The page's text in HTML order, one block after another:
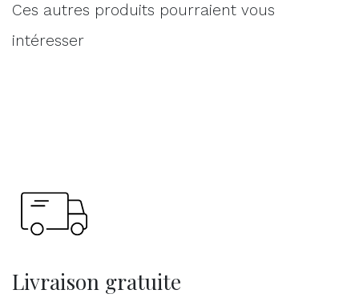
Ces autres produits pourraient vous
intéresser
Livraison gratuite